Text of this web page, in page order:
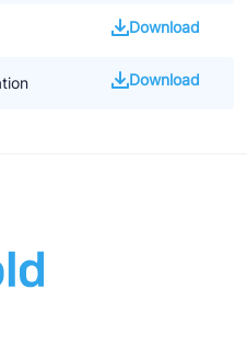
nieuw soort systeem en
voor het vervangen van
Download
Download